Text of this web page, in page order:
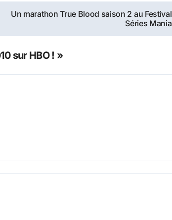
Un marathon True Blood saison 2 au Festival
Séries Mania
sur HBO ! »